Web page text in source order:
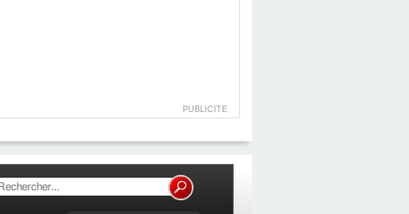
PUBLICITE